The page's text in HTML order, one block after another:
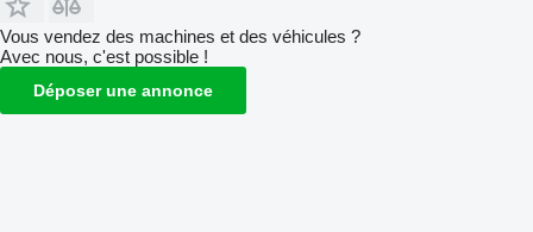
Vous vendez des machines et des véhicules ?
Avec nous, c'est possible !
Déposer une annonce